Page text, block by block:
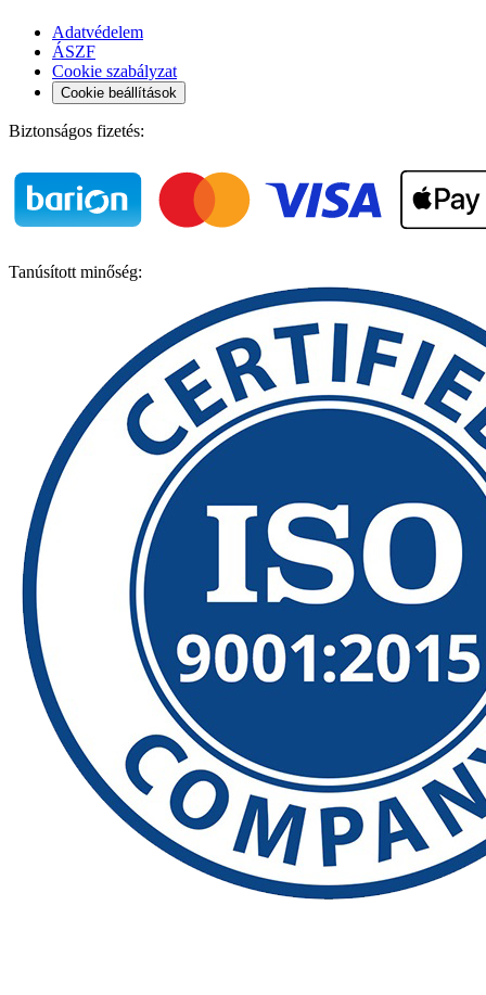
Adatvédelem
ÁSZF
Cookie szabályzat
Cookie beállítások
Biztonságos fizetés:
Tanúsított minőség: